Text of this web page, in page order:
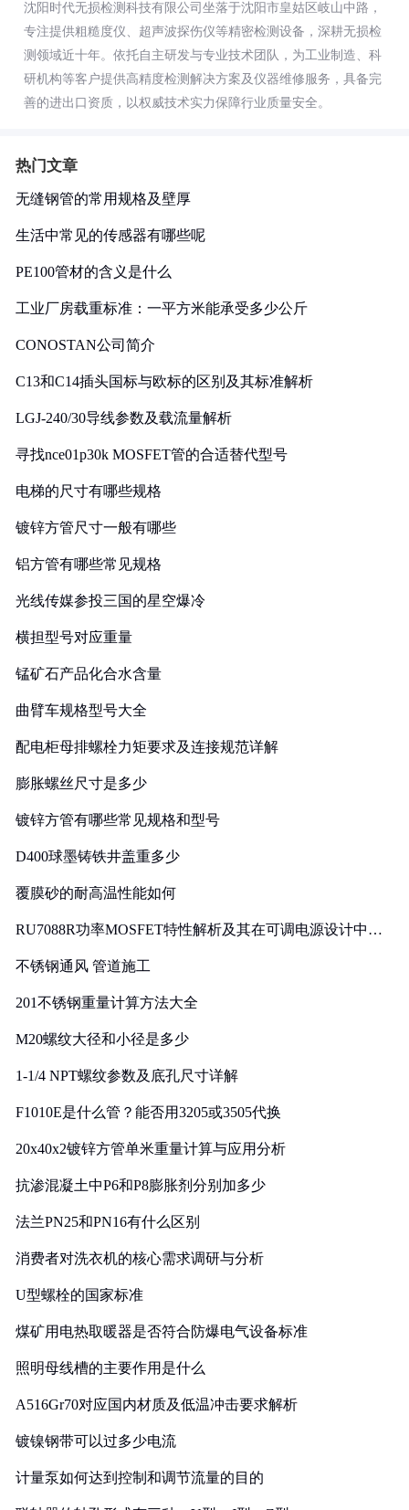
沈阳时代无损检测科技有限公司坐落于沈阳市皇姑区岐山中路，
专注提供粗糙度仪、超声波探伤仪等精密检测设备，深耕无损检
测领域近十年。依托自主研发与专业技术团队，为工业制造、科
研机构等客户提供高精度检测解决方案及仪器维修服务，具备完
善的进出口资质，以权威技术实力保障行业质量安全。
热门文章
无缝钢管的常用规格及壁厚
生活中常见的传感器有哪些呢
PE100管材的含义是什么
工业厂房载重标准：一平方米能承受多少公斤
CONOSTAN公司简介
C13和C14插头国标与欧标的区别及其标准解析
LGJ-240/30导线参数及载流量解析
寻找nce01p30k MOSFET管的合适替代型号
电梯的尺寸有哪些规格
镀锌方管尺寸一般有哪些
铝方管有哪些常见规格
光线传媒参投三国的星空爆冷
横担型号对应重量
锰矿石产品化合水含量
曲臂车规格型号大全
配电柜母排螺栓力矩要求及连接规范详解
膨胀螺丝尺寸是多少
镀锌方管有哪些常见规格和型号
D400球墨铸铁井盖重多少
覆膜砂的耐高温性能如何
RU7088R功率MOSFET特性解析及其在可调电源设计中的
不锈钢通风 管道施工
201不锈钢重量计算方法大全
M20螺纹大径和小径是多少
1-1/4 NPT螺纹参数及底孔尺寸详解
F1010E是什么管？能否用3205或3505代换
20x40x2镀锌方管单米重量计算与应用分析
抗渗混凝土中P6和P8膨胀剂分别加多少
法兰PN25和PN16有什么区别
消费者对洗衣机的核心需求调研与分析
U型螺栓的国家标准
煤矿用电热取暖器是否符合防爆电气设备标准
照明母线槽的主要作用是什么
A516Gr70对应国内材质及低温冲击要求解析
镀镍钢带可以过多少电流
计量泵如何达到控制和调节流量的目的